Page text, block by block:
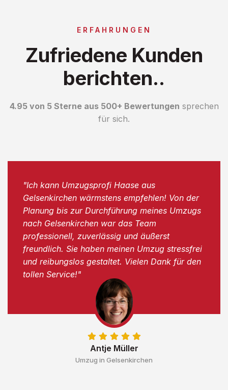
ERFAHRUNGEN
Zufriedene Kunden
berichten..
4.95 von 5 Sterne aus 500+ Bewertungen sprechen
für sich.
Antje Müller
Umzug in Gelsenkirchen
"Ich kann Umzugsprofi Haase aus
Gelsenkirchen wärmstens empfehlen! Von der
Planung bis zur Durchführung meines Umzugs
nach Gelsenkirchen war das Team
professionell, zuverlässig und äußerst
freundlich. Sie haben meinen Umzug stressfrei
und reibungslos gestaltet. Vielen Dank für den
tollen Service!"